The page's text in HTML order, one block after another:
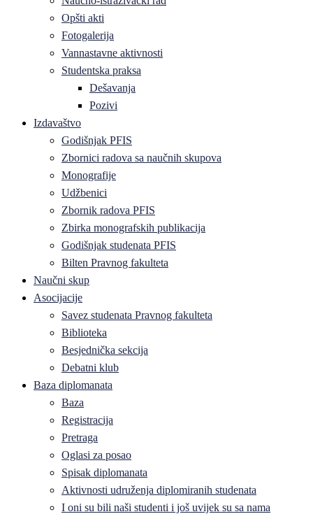
Opšti akti
Fotogalerija
Vannastavne aktivnosti
Studentska praksa
Dešavanja
Pozivi
Izdavaštvo
Godišnjak PFIS
Zbornici radova sa naučnih skupova
Monografije
Udžbenici
Zbornik radova PFIS
Zbirka monografskih publikacija
Godišnjak studenata PFIS
Bilten Pravnog fakulteta
Naučni skup
Asocijacije
Savez studenata Pravnog fakulteta
Biblioteka
Besjednička sekcija
Debatni klub
Baza diplomanata
Baza
Registracija
Pretraga
Oglasi za posao
Spisak diplomanata
Aktivnosti udruženja diplomiranih studenata
I oni su bili naši studenti i još uvijek su sa nama